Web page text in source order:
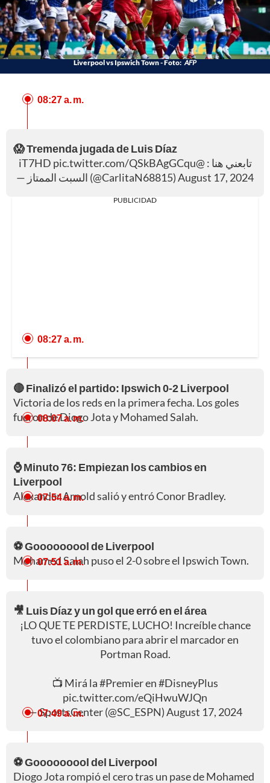
Liverpool vs Ipswich Town - Foto: AFP
08:27 a. m.
😱 Tremenda jugada de Luis Díaz
تابعني هنا : @iT7HD
pic.twitter.com/QSkBAgGCqu
— السبت الممتاز (@CarlitaN68815)August 17, 2024
PUBLICIDAD
08:27 a. m.
🔴 Finalizó el partido: Ipswich 0-2 Liverpool
Victoria de los reds en la primera fecha. Los goles
fueron de Diogo Jota y Mohamed Salah.
08:07 a. m.
⌚ Minuto 76: Empiezan los cambios en
Liverpool
Alexander Arnold salió y entró Conor Bradley.
07:54 a. m.
⚽ Gooooooool de Liverpool
Mohamed Salah puso el 2-0 sobre el Ipswich Town.
07:51 a. m.
🎥 Luis Díaz y un gol que erró en el área
¡LO QUE TE PERDISTE, LUCHO! Increíble chance
tuvo el colombiano para abrir el marcador en
Portman Road.
📺 Mirá la#Premieren#DisneyPlus
pic.twitter.com/eQiHwuWJQn
— SportsCenter (@SC_ESPN)August 17, 2024
07:49 a. m.
⚽ Gooooooool del Liverpool
Diogo Jota rompió el cero tras un pase de Mohamed